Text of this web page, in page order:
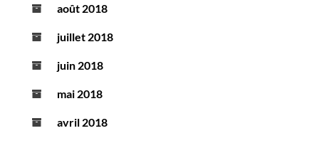
août 2018
juillet 2018
juin 2018
mai 2018
avril 2018